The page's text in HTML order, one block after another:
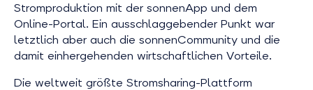
Stromproduktion mit der sonnenApp und dem
Online-Portal. Ein ausschlaggebender Punkt war
letztlich aber auch die sonnenCommunity und die
damit einhergehenden wirtschaftlichen Vorteile.
Die weltweit größte Stromsharing-Plattform